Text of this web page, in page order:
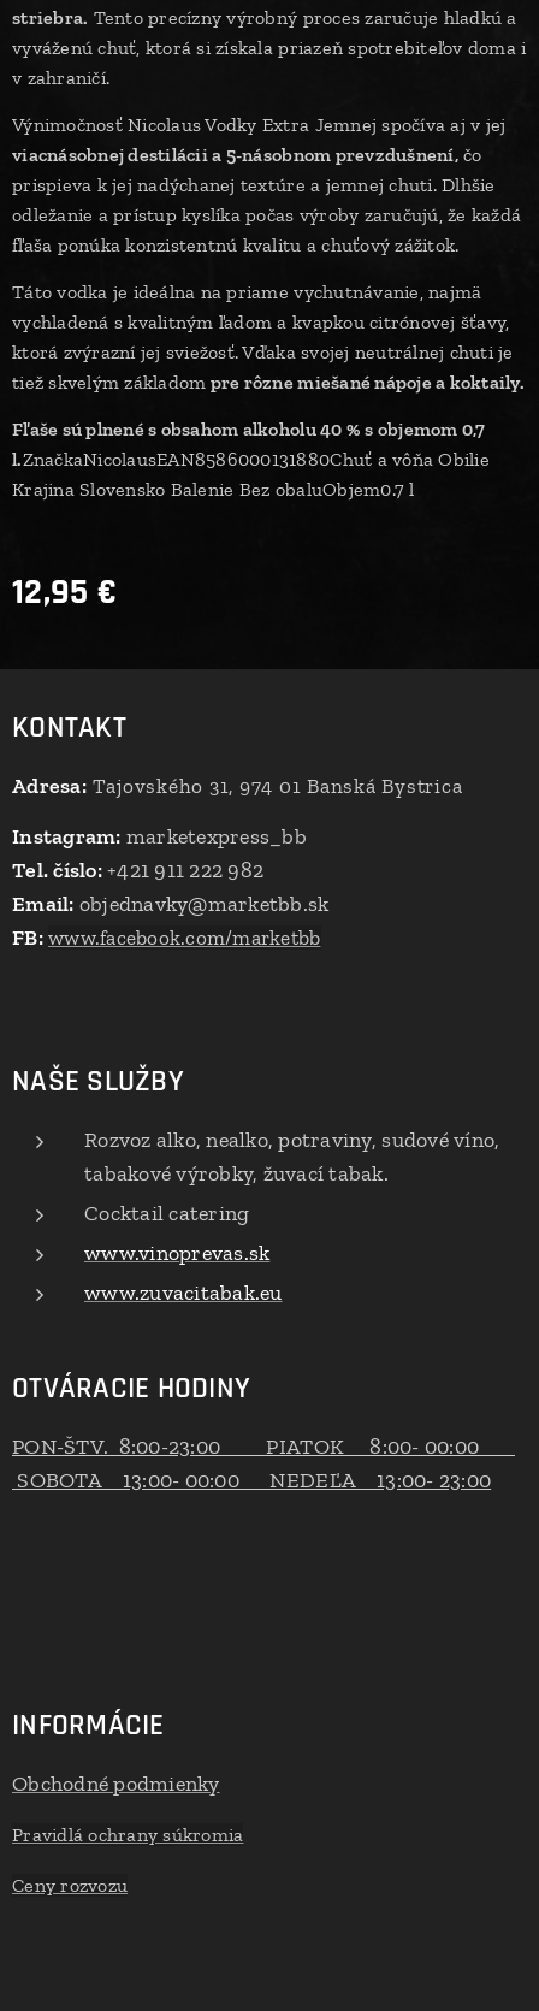
striebra. Tento precízny výrobný proces zaručuje hladkú a
vyváženú chuť, ktorá si získala priazeň spotrebiteľov doma i
v zahraničí. ​
Výnimočnosť Nicolaus Vodky Extra Jemnej spočíva aj v jej
viacnásobnej destilácii a 5-násobnom prevzdušnení,čo
prispieva k jej nadýchanej textúre a jemnej chuti. Dlhšie
odležanie a prístup kyslíka počas výroby zaručujú, že každá
fľaša ponúka konzistentnú kvalitu a chuťový zážitok.
Táto vodka je ideálna na priame vychutnávanie, najmä
vychladená s kvalitným ľadom a kvapkou citrónovej šťavy,
ktorá zvýrazní jej sviežosť. Vďaka svojej neutrálnej chuti je
tiež skvelým základom pre rôzne miešané nápoje a koktaily.
Fľaše sú plnené s obsahom alkoholu 40 % s objemom 0,7
l.ZnačkaNicolausEAN8586000131880Chuť a vôňa Obilie
Krajina Slovensko Balenie Bez obaluObjem0.7 l
12,95 €
KONTAKT
Adresa:Tajovského 31, 974 01 Banská Bystrica
Instagram: marketexpress_bb
Tel. číslo:+421 911 222 982
Email: objednavky@marketbb.sk
FB: www.facebook.com/marketbb
NAŠE SLUŽBY
Rozvoz alko, nealko, potraviny, sudové víno,
tabakové výrobky, žuvací tabak.
Cocktail catering
www.vinoprevas.sk
www.zuvacitabak.eu
OTVÁRACIE HODINY
PON-ŠTV. 8:00-23:00 PIATOK 8:00- 00:00
SOBOTA 13:00- 00:00 NEDEĽA 13:00- 23:00
INFORMÁCIE
Obchodné podmienky
Pravidlá ochrany súkromia
Ceny rozvozu